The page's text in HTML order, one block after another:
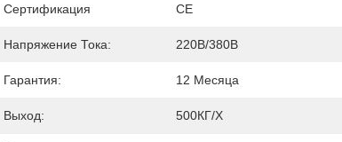
Сертификация CE
Напряжение Тока: 220В/380В
Гарантия: 12 Месяца
Выход: 500КГ/Х